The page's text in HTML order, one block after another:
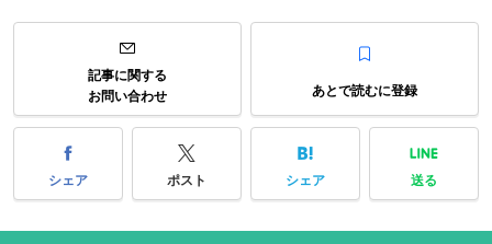
記事に関する
お問い合わせ
あとで読むに登録
シェア ポスト シェア 送る